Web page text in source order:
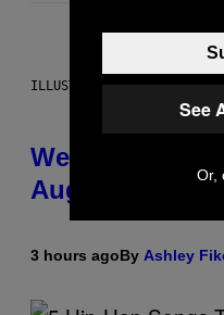
ILLUSTRATION BY REESA
Weekly
August 15
3 hours agoBy Ashley
See
Or,